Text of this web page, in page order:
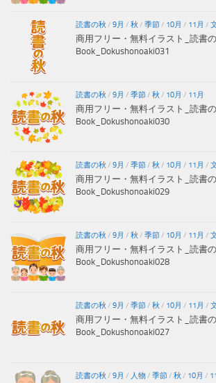
読書の秋 / 9月 / 秋 / 季節/ 10月 / 11月 /
商用フリー・無料イラスト_読書
Book_Dokushonoaki031
読書の秋 / 9月 / 季節/ 秋 / 10月 / 11月
商用フリー・無料イラスト_読書
Book_Dokushonoaki030
読書の秋 / 9月 / 季節/ 秋 / 10月 / 11月 /
商用フリー・無料イラスト_読書
Book_Dokushonoaki029
読書の秋 / 9月 / 秋 / 季節/ 10月 / 11月 /
商用フリー・無料イラスト_読書
Book_Dokushonoaki028
読書の秋 / 9月 / 季節/ 秋 / 10月 / 11月 /
商用フリー・無料イラスト_読書
Book_Dokushonoaki027
読書の秋 / 9月 / 人物/ 季節/ 秋 / 10月 /